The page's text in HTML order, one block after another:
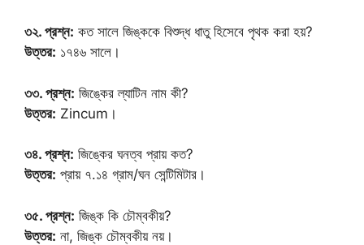
৩২. প্রশ্ন: কত সালে জিঙ্ককে বিশুদ্ধ ধাতু হিসেবে পৃথক করা হয়?
উত্তর: ১৭৪৬ সালে।
৩৩. প্রশ্ন: জিঙ্কের ল্যাটিন নাম কী?
উত্তর: Zincum।
৩৪. প্রশ্ন: জিঙ্কের ঘনত্ব প্রায় কত?
উত্তর: প্রায় ৭.১৪ গ্রাম/ঘন সেন্টিমিটার।
৩৫. প্রশ্ন: জিঙ্ক কি চৌম্বকীয়?
উত্তর: না, জিঙ্ক চৌম্বকীয় নয়।